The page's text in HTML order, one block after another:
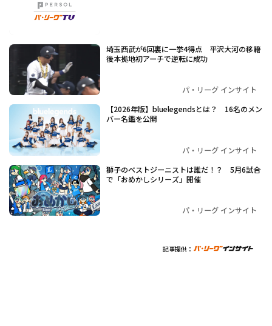
埼玉西武が6回裏に一挙4得点 平沢大河の移籍
後本拠地初アーチで逆転に成功
パ・リーグ インサイト
【2026年版】bluelegendsとは？ 16名のメン
バー名鑑を公開
パ・リーグ インサイト
獅子のベストジーニストは誰だ！？ 5月6試合
で「おめかしシリーズ」開催
パ・リーグ インサイト
記事提供：